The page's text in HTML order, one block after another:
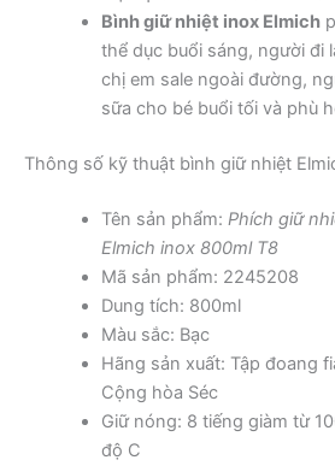
Bình giữ nhiệt inox Elmich
thể dục buổi sáng, người đi
chị em sale ngoài đường,
sữa cho bé buổi tối và phù
Thông số kỹ thuật bình giữ nhiệt
Tên sản phẩm: Phích giữ
Elmich inox 800ml T8
Mã sản phẩm: 2245208
Dung tích: 800ml
Màu sắc: Bạc
Hãng sản xuất: Tập đoang
Cộng hòa Séc
Giữ nóng: 8 tiếng giàm từ
độ C